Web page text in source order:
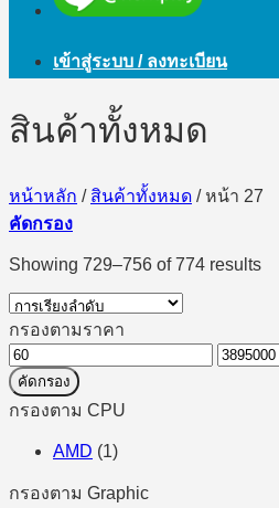
เข้าสู่ระบบ / ลงทะเบียน
สินค้าทั้งหมด
หน้าหลัก / สินค้าทั้งหมด /หน้า 27
คัดกรอง
Showing 729–756 of 774 results
กรองตามราคา
ราคา
ต่ำ
สุด
ราคา
คัดกรอง
กรองตาม CPU
AMD (1)
กรองตาม Graphic